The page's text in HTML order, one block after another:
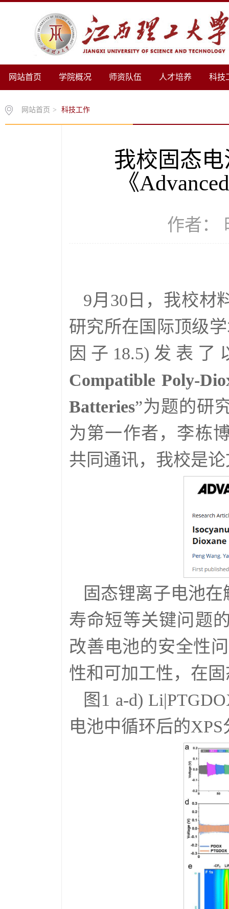
网站首页 学院概况 师资队伍 人才培养 科技
网站首页 > 科技工作
我校固态
《
作者：
9月30日，我校材
研究所在国际顶级
因子18.5)发表了
Compatible Poly-
Batteries”为题的研
为第一作者，李栋
共同通讯，我校是
固态锂离子电池
寿命短等关键问题
改善电池的安全性
性和可加工性，在
图1 a-d)
电池中循环后的XPS